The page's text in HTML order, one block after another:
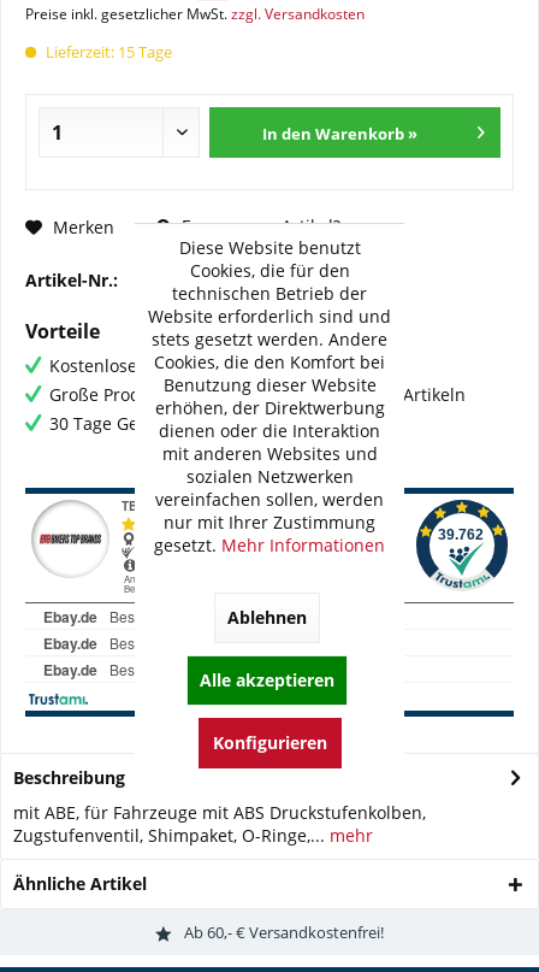
Preise inkl. gesetzlicher MwSt.zzgl. Versandkosten
Lieferzeit: 15 Tage
In den Warenkorb »
Merken Fragen zum Artikel?
Artikel-Nr.: BI-KFORK056
Vorteile
Kostenloser Versand ab € 60,- Bestellwert
Große Produktauswahl mit mehr als 80.000 Artikeln
30 Tage Geld-Zurück-Garantie
Beschreibung
mit ABE, für Fahrzeuge mit ABS Druckstufenkolben,
Zugstufenventil, Shimpaket, O-Ringe,... mehr
Ähnliche Artikel
Ab 60,- € Versandkostenfrei!
Diese Website benutzt
Cookies, die für den
technischen Betrieb der
Website erforderlich sind und
stets gesetzt werden. Andere
Cookies, die den Komfort bei
Benutzung dieser Website
erhöhen, der Direktwerbung
dienen oder die Interaktion
mit anderen Websites und
sozialen Netzwerken
vereinfachen sollen, werden
nur mit Ihrer Zustimmung
gesetzt. Mehr Informationen
Ablehnen
Alle akzeptieren
Konfigurieren